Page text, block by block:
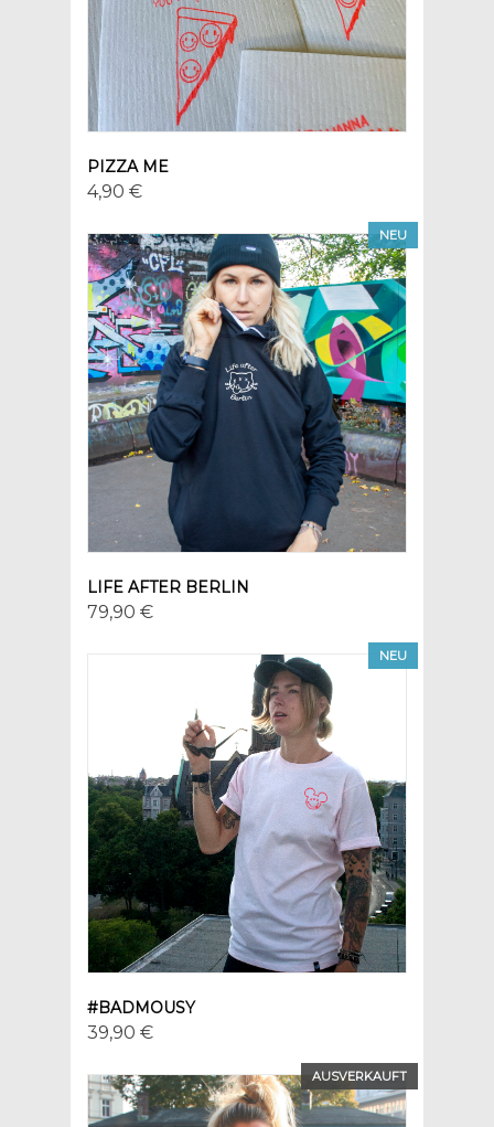
PIZZA ME
4,90 €
NEU
LIFE AFTER BERLIN
79,90 €
NEU
#BADMOUSY
39,90 €
AUSVERKAUFT